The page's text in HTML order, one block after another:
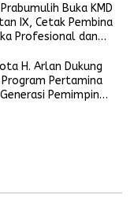
Buka KMD
IX, Cetak Pembina
Profesional dan
H. Arlan Dukung
Program Pertamina
Pemimpin